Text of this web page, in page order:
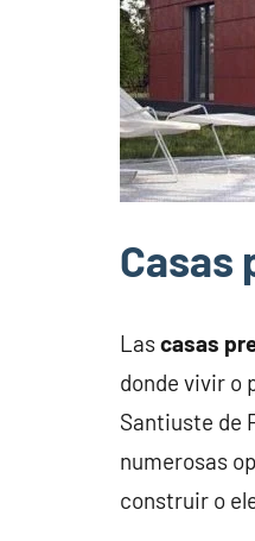
Casas
Lascasas
donde vivir o
Santiuste de
numerosas
construir o